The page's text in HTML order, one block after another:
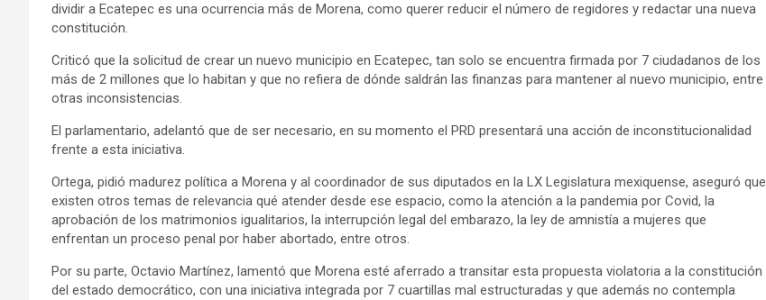
dividir a Ecatepec es una ocurrencia más de Morena, como querer reducir el número de regidores y redactar una nueva
constitución.
Criticó que la solicitud de crear un nuevo municipio en Ecatepec, tan solo se encuentra firmada por 7 ciudadanos de los
más de 2 millones que lo habitan y que no refiera de dónde saldrán las finanzas para mantener al nuevo municipio, entre
otras inconsistencias.
El parlamentario, adelantó que de ser necesario, en su momento el PRD presentará una acción de inconstitucionalidad
frente a esta iniciativa.
Ortega, pidió madurez política a Morena y al coordinador de sus diputados en la LX Legislatura mexiquense, aseguró que
existen otros temas de relevancia qué atender desde ese espacio, como la atención a la pandemia por Covid, la
aprobación de los matrimonios igualitarios, la interrupción legal del embarazo, la ley de amnistía a mujeres que
enfrentan un proceso penal por haber abortado, entre otros.
Por su parte, Octavio Martínez, lamentó que Morena esté aferrado a transitar esta propuesta violatoria a la constitución
del estado democrático, con una iniciativa integrada por 7 cuartillas mal estructuradas y que además no contempla